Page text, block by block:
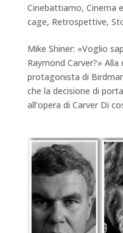
Cinebattiamo, Cinema
cage, Retrospettive,
Mike Shiner: «Voglio
Raymond Carver?»
protagonista di
che la decisione di
all’opera di Carver Di